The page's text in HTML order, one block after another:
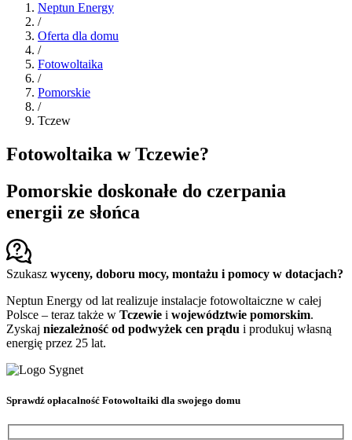
Neptun Energy
/
Oferta dla domu
/
Fotowoltaika
/
Pomorskie
/
Tczew
Fotowoltaika w Tczewie?
Pomorskie doskonałe do czerpania
energii ze słońca
Szukasz wyceny, doboru mocy, montażu i pomocy w dotacjach?
Neptun Energy od lat realizuje instalacje fotowoltaiczne w całej
Polsce – teraz także w Tczewie i województwie pomorskim.
Zyskaj niezależność od podwyżek cen prądu i produkuj własną
energię przez 25 lat.
Sprawdź opłacalność Fotowoltaiki dla swojego domu